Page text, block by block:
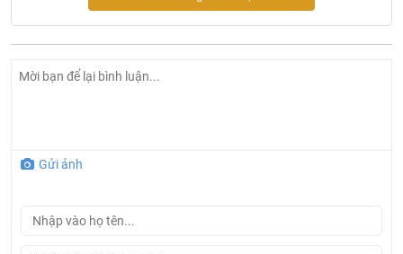
Gửi ảnh